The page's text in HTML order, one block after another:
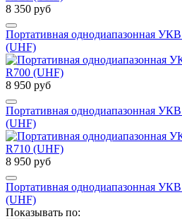
8 350 руб
Портативная однодиапазонная
(UHF)
8 950 руб
Портативная однодиапазонная
(UHF)
8 950 руб
Портативная однодиапазонная
(UHF)
Показывать по: